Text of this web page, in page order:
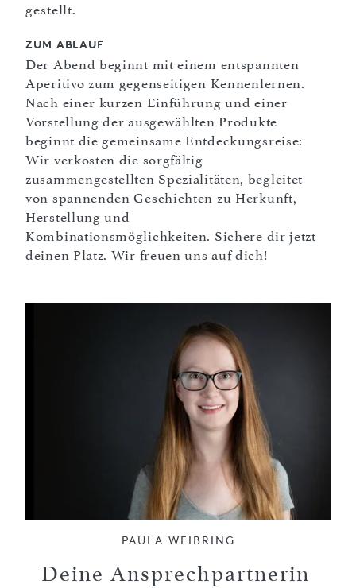
gestellt.
ZUM ABLAUF
Der Abend beginnt mit einem entspannten
Aperitivo zum gegenseitigen Kennenlernen.
Nach einer kurzen Einführung und einer
Vorstellung der ausgewählten Produkte
beginnt die gemeinsame Entdeckungsreise:
Wir verkosten die sorgfältig
zusammengestellten Spezialitäten, begleitet
von spannenden Geschichten zu Herkunft,
Herstellung und
Kombinationsmöglichkeiten. Sichere dir jetzt
deinen Platz. Wir freuen uns auf dich!
PAULA WEIBRING
Deine Ansprechpartnerin